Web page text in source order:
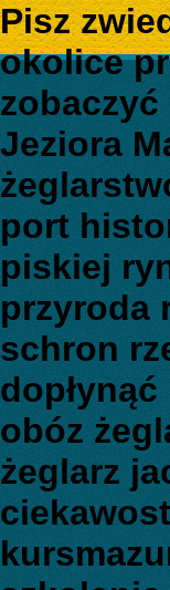
Pisz
okolice
zobaczyć
Jeziora
port
piskiej
przyroda
schron
obóz
żeglarz